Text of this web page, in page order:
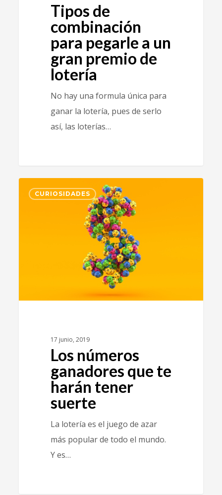
Tipos de
combinación
para pegarle a un
gran premio de
lotería
No hay una formula única para
ganar la lotería, pues de serlo
así, las loterías…
CURIOSIDADES
17 junio, 2019
Los números
ganadores que te
harán tener
suerte
La lotería es el juego de azar
más popular de todo el mundo.
Y es…
3